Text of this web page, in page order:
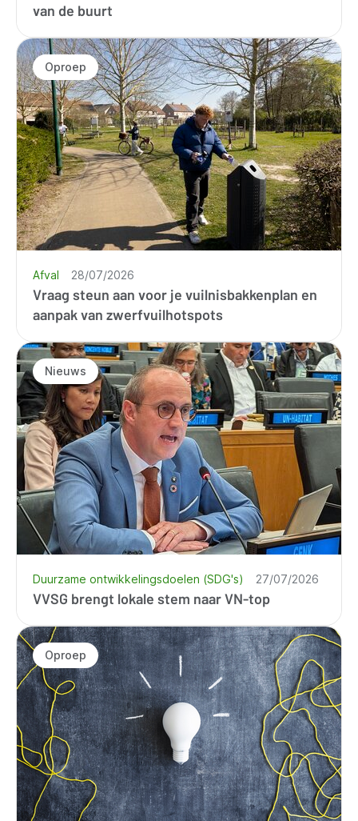
van de buurt
Oproep
Vraag steun aan voor je vuilnisbakkenplan en
aanpak van zwerfvuilhotspots
Afval 28/07/2026
Nieuws
VVSG brengt lokale stem naar VN-top
Duurzame ontwikkelingsdoelen (SDG's) 27/07/2026
Oproep